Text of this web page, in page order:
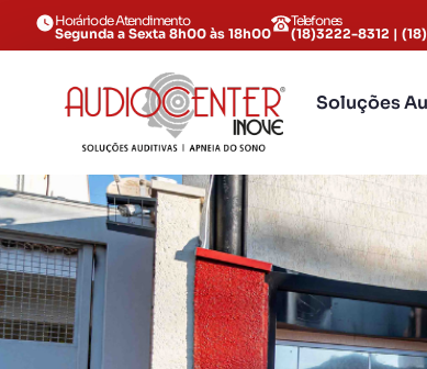
Horário de Atendimento
Segunda a Sexta 8h00 às 18h00
Telefones
(18)3222-8312 |
Soluções